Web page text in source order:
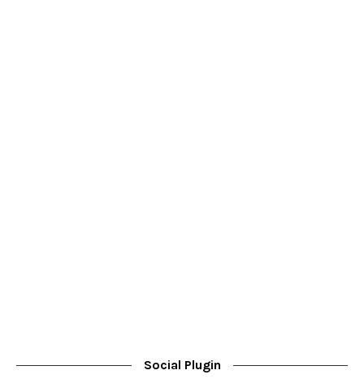
Social Plugin